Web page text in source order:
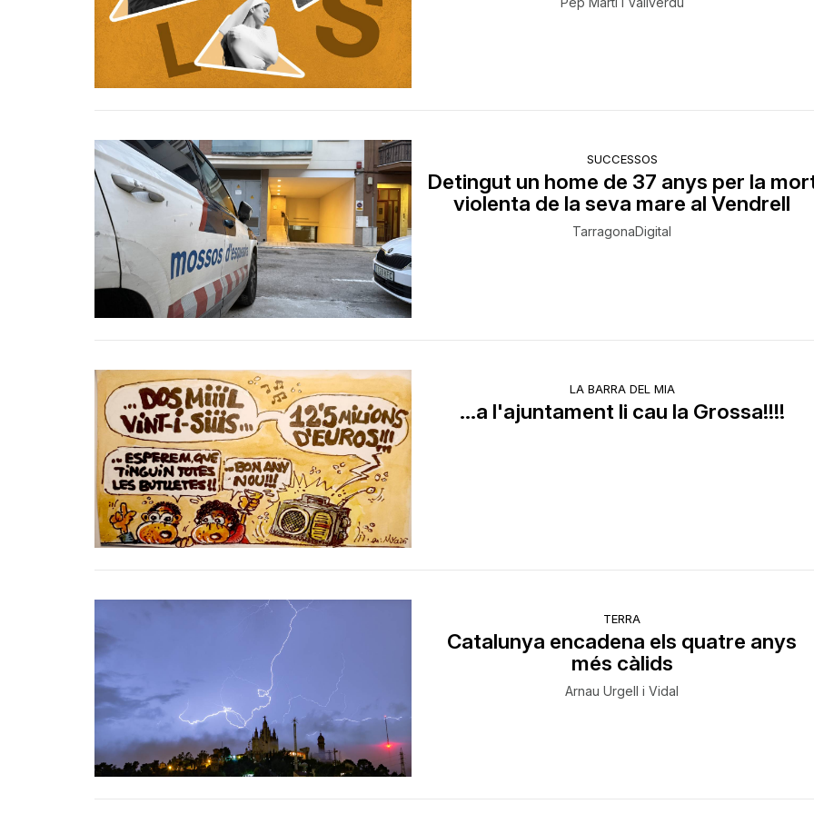
SUCCESSOS
Detingut un home de 37 anys per la
violenta de la seva mare al Vendrell
TarragonaDigital
LA BARRA DEL MIA
...a l'ajuntament li cau la Grossa!!!!
TERRA
Catalunya encadena els quatre anys
més càlids
Arnau Urgell i Vidal